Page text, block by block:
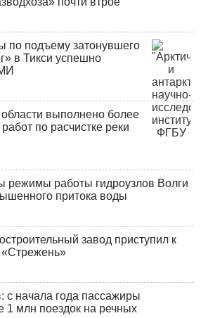
по подъему затонувшего
в Тикси успешно
области выполнено более
по расчистке реки
режимы работы гидроузлов Волги
притока воды
завод приступил к
«Стрежень»
с начала года пассажиры
1 млн поездок на речных